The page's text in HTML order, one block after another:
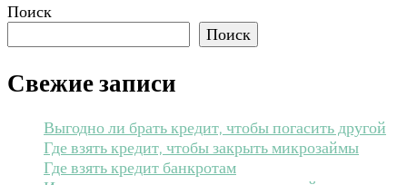
Поиск
Поиск
Свежие записи
Выгодно ли брать кредит, чтобы погасить другой
Где взять кредит, чтобы закрыть микрозаймы
Где взять кредит банкротам